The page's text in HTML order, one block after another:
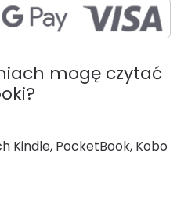
mogę czytać
Kindle, PocketBook, Kobo